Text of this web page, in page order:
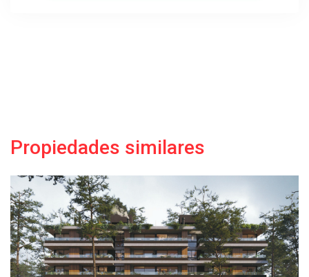
Propiedades similares